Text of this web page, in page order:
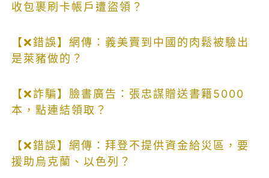
收包裹刷卡帳戶遭盜領？
【❌錯誤】網傳：義美賣到中國的肉鬆被驗出
是萊豬做的？
【❌詐騙】臉書廣告：張忠謀贈送書籍5000
本，點連結領取？
【❌錯誤】網傳：拜登不提供資金給災區，要
援助烏克蘭、以色列？